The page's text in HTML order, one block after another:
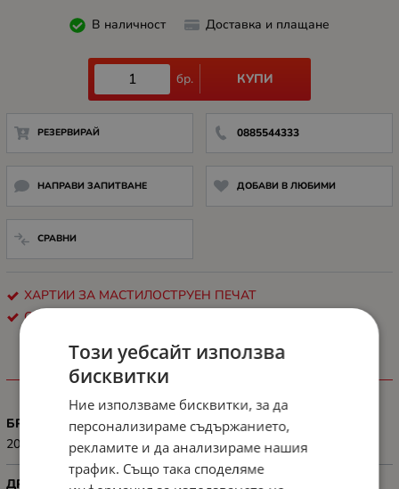
В наличност Доставка и плащане
бр. КУПИ
РЕЗЕРВИРАЙ 0885544333
НАПРАВИ ЗАПИТВАНЕ ДОБАВИ В ЛЮБИМИ
СРАВНИ
ХАРТИИ ЗА МАСТИЛОСТРУЕН ПЕЧАТ
CANON
ХАРАКТЕРИСТИКИ
БРОЙ ЛИСТА
20
ДРУГИ
Този уебсайт използва
бисквитки
Ние използваме бисквитки, за да
персонализираме съдържанието,
рекламите и да анализираме нашия
трафик. Също така споделяме